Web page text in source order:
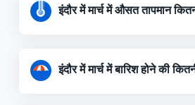
इंदौर में मार्च में औसत तापमान
इंदौर में मार्च में बारिश होने की